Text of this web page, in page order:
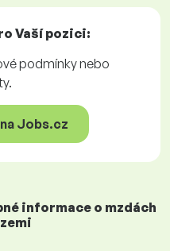
Vaší pozici:
podmínky nebo
Jobs.cz
informace o mzdách